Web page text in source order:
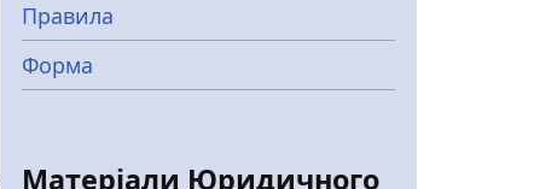
Правила
Форма
Матеріали Юридичного